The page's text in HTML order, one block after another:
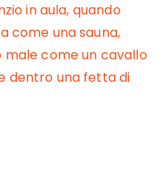
in aula, quando
come una sauna,
come un cavallo
dentro una fetta di